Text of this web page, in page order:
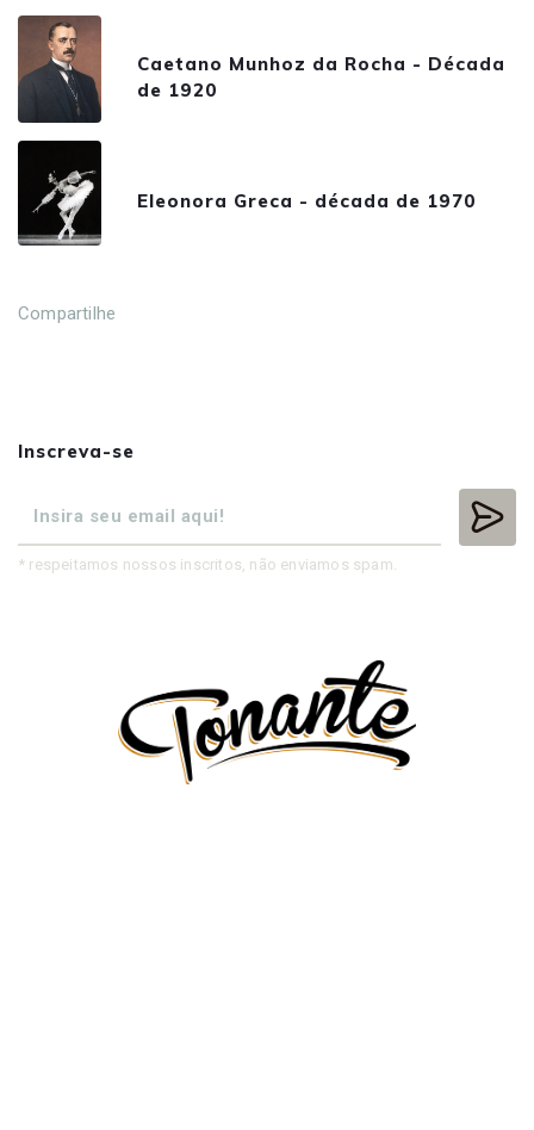
Caetano Munhoz da Rocha - Década
de 1920
Eleonora Greca - década de 1970
Compartilhe
Inscreva-se
* respeitamos nossos inscritos, não enviamos spam.